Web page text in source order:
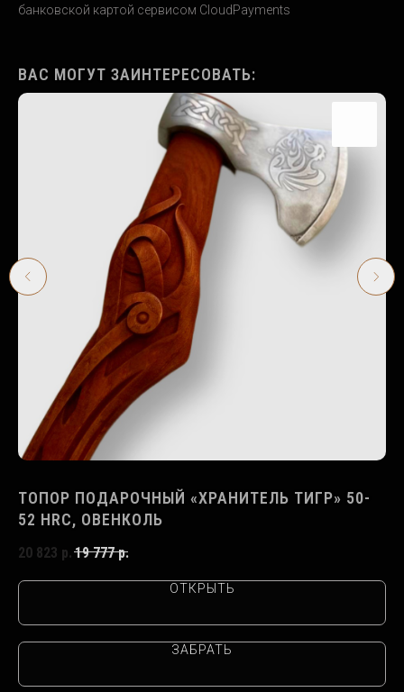
банковской картой сервисом CloudPayments
ВАС МОГУТ ЗАИНТЕРЕСОВАТЬ:
ТОПОР ПОДАРОЧНЫЙ «ХРАНИТЕЛЬ ТИГР» 50-
52 HRC, ОВЕНКОЛЬ
20 823 р. 19 777 р.
ОТКРЫТЬ
ЗАБРАТЬ